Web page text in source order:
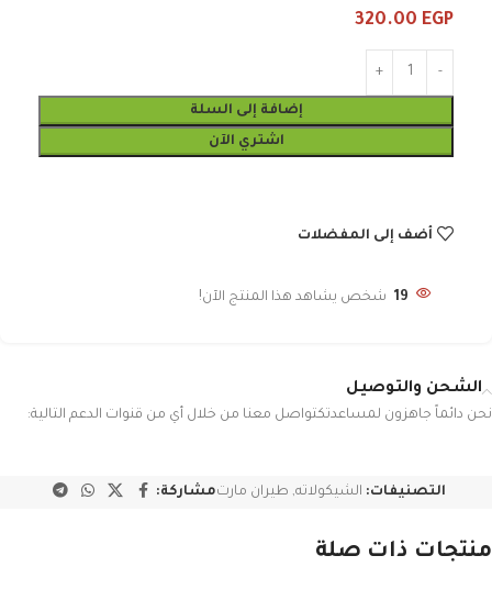
320.00 EGP
إضافة إلى السلة
اشتري الآن
أضف إلى المفضلات
19 شخص يشاهد هذا المنتج الآن!
الشحن والتوصيل
نحن دائماً جاهزون لمساعدتكتواصل معنا من خلال أي من قنوات الدعم التالية:
التصنيفات: الشيكولاته, طيران مارتمشاركة:
منتجات ذات صلة